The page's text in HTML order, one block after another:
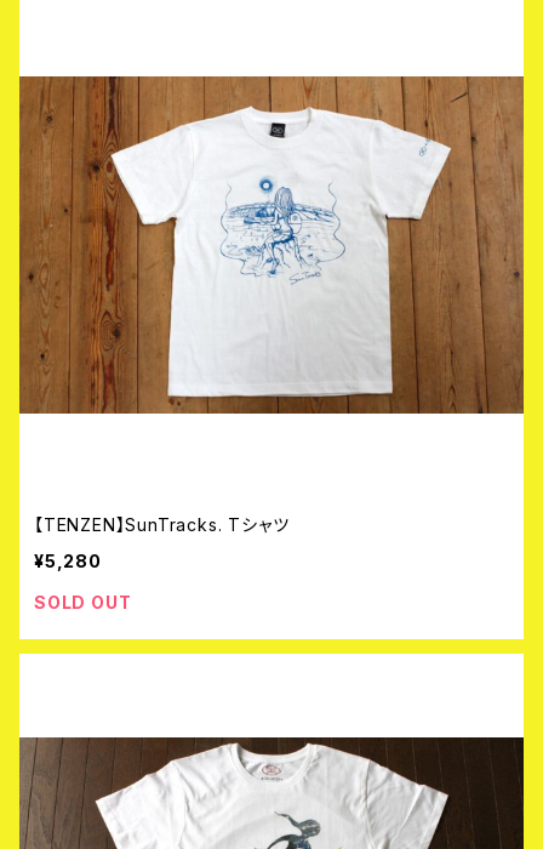
【TENZEN】SunTracks. Tシャツ
¥5,280
SOLD OUT